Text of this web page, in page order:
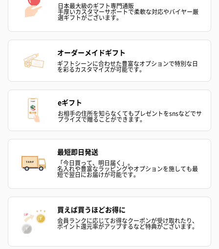
フラワーテディベア
テディベア（バニラ）
（1,760円）
テディベア（
紅茶・コーヒー・スイーツ
紅茶・コーヒー・スイーツを同梱してお届けいたします。ギフト
への＋αにおすすめです。
アールグレイ（HAPPY
BIRTHDAY TO YOU）
アールグレイティー
（660円）
フルーツティ
円）
日本最大級のギフト専門通販
手厚いカスタマーサポートで柔軟な対応やバイヤー厳
選ギフトがございます。
オーダーメイドギフト
ギフトシーンに合わせた豊富なオプションで特別な日
を彩るカスタマイズが可能です。
eギフト
お相手の住所を知らなくてもプレゼントをsnsなどでサ
プライズで贈ることができます。
最短即日発送
「今日買って、明日届く」。
名入れや豊富なラッピングやオプションを施しても最
短で翌日にお届けが可能です。
買えば買うほどお得に
会員ランクに応じてお得なクーポンが受け取れたり、
ポイント還元率がアップするなど特典がございます。